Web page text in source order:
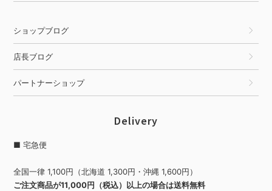
ショップブログ
店長ブログ
パートナーショップ
Delivery
■ 宅急便
全国一律 1,100円（北海道 1,300円・沖縄 1,600円）
ご注文商品が11,000円（税込）以上の場合は送料無料